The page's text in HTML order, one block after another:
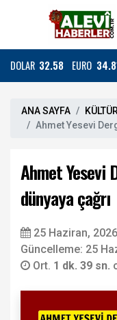
DOLAR 32.58 EURO
ANA SAYFA
Ahmet Yesevi
Ahmet Yesevi
dünyaya çağrı
25 Haziran,
Güncelleme: 25
Ort. 1 dk. 39 sn.